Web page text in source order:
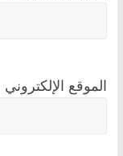
الموقع الإلكتروني